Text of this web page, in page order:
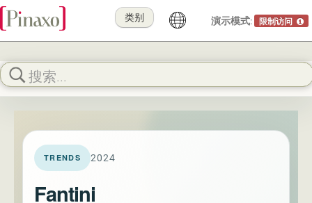
演示模式: 限制访问
类别
TRENDS 2024
Fantini